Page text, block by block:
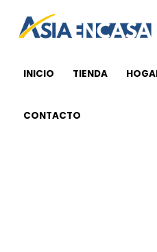
INICIO TIENDA
CONTACTO